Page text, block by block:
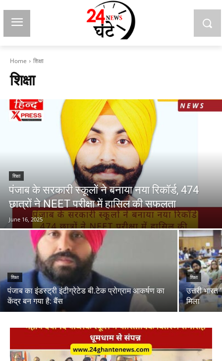
Home शिक्षा
शिक्षा
शिक्षा
पंजाब के सरकारी स्कूलों ने बनाया नया रिकॉर्ड, 474
छात्रों ने NEET परीक्षा में हासिल की सफलता
June 16, 2025
शिक्षा
पंजाब का इंडस्ट्री इंटीग्रेटेड बी.टेक प्रोग्राम आकर्षण का
केंद्र बन गया है: बैंस
शिक्षा
उत्तरी भारत
मिला